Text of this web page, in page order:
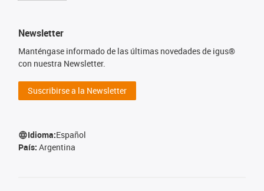
Newsletter
Manténgase informado de las últimas novedades de igus®
con nuestra Newsletter.
Suscribirse a la Newsletter
Idioma:Español
País: Argentina